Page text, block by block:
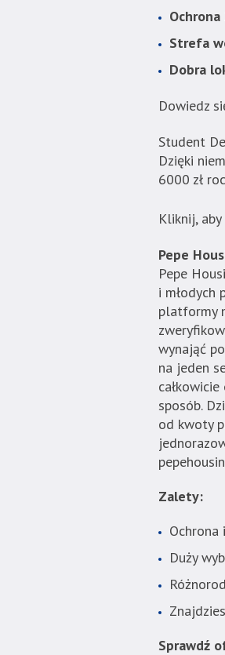
Strefa
Dobra
Dowiedz
Student
Dzięki
6000 zł
Kliknij,
Pepe
Pepe
i młodych
platformy
wynająć
na jeden
sposób.
od kwoty
Zalety:
Ochrona
Duży
Sprawdź